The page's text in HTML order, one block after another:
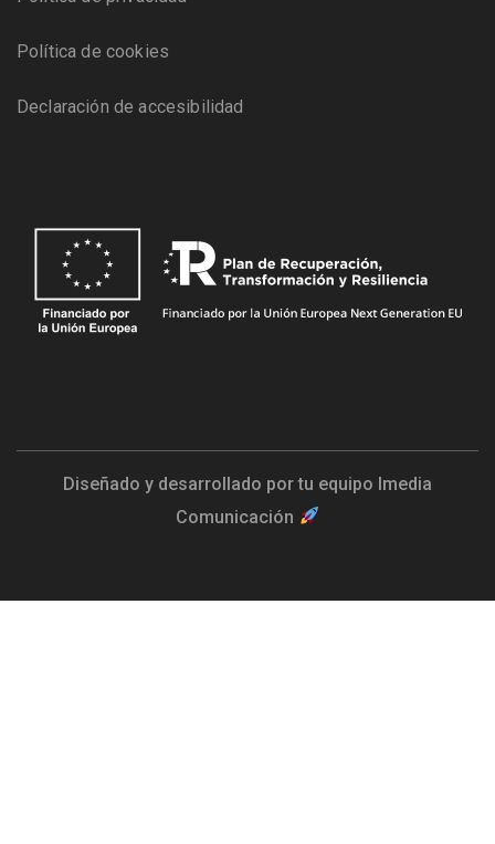
Política de cookies
Declaración de accesibilidad
Diseñado y desarrollado por tu equipo Imedia
Comunicación